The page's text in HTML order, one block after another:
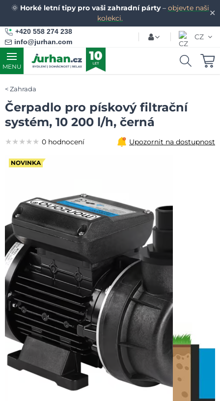
✕
🌞 Horké letní tipy pro vaši zahradní párty– objevte naši
kolekci.
+420 558 274 238
info@jurhan.com
CZ
MENU
Zahrada
Čerpadlo pro pískový filtrační
systém, 10 200 l/h, černá
NOVINKA
★★★★★
★★★★★
★★★★★ 0 hodnocení Upozornit na dostupnost